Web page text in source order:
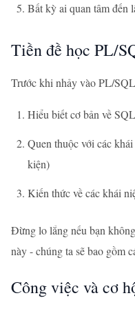
Bất kỳ ai quan tâm đến
Tiền đề học PL/
Trước khi nhảy vào PL/
Hiểu biết cơ bản về SQL
Quen thuộc với các
kiện)
Kiến thức về các khái
Đừng lo lắng nếu bạn
này - chúng ta sẽ bao gồm
Công việc và cơ